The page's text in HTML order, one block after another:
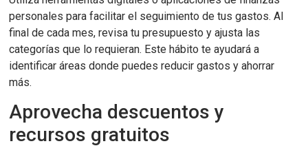
personales para facilitar el seguimiento de tus gastos. Al
final de cada mes, revisa tu presupuesto y ajusta las
categorías que lo requieran. Este hábito te ayudará a
identificar áreas donde puedes reducir gastos y ahorrar
más.
Aprovecha descuentos y
recursos gratuitos